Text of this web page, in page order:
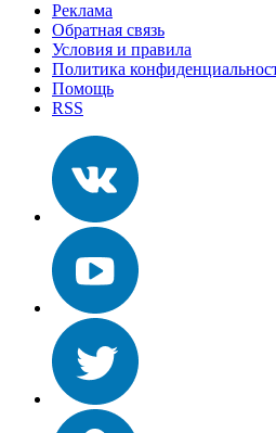
Реклама
Обратная связь
Условия и правила
Политика
Помощь
RSS